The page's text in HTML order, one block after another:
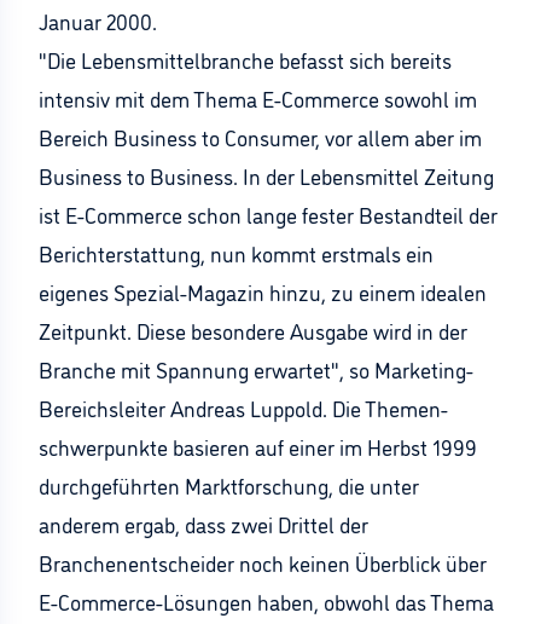
Januar 2000.
"Die Lebensmittelbranche befasst sich bereits
intensiv mit dem Thema E-Commerce sowohl im
Bereich Business to Consumer, vor allem aber im
Business to Business. In der Lebensmittel Zeitung
ist E-Commerce schon lange fester Bestandteil der
Berichterstattung, nun kommt erstmals ein
eigenes Spezial-Magazin hinzu, zu einem idealen
Zeitpunkt. Diese besondere Ausgabe wird in der
Branche mit Spannung erwartet", so Marketing-
Bereichsleiter Andreas Luppold. Die Themen-
schwerpunkte basieren auf einer im Herbst 1999
durchgeführten Marktforschung, die unter
anderem ergab, dass zwei Drittel der
Branchenentscheider noch keinen Überblick über
E-Commerce-Lösungen haben, obwohl das Thema